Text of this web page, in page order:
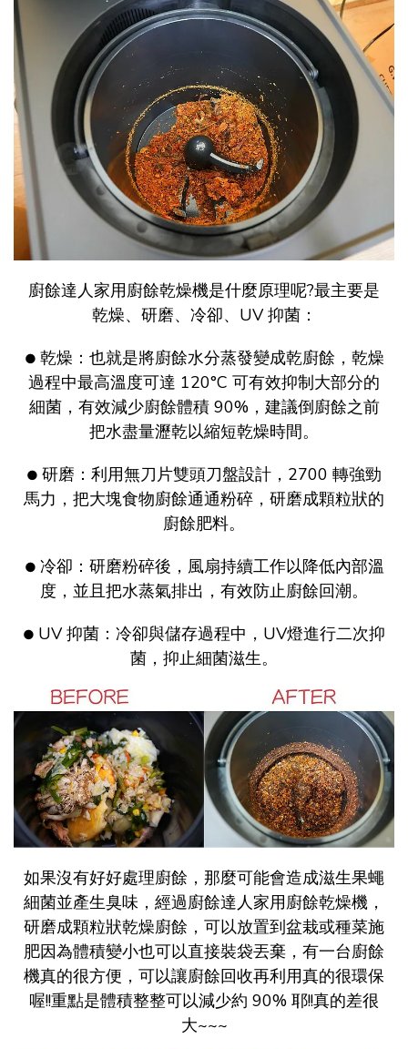
廚餘達人家用廚餘乾燥機是什麼原理呢?最主要是
乾燥、研磨、冷卻、UV 抑菌：
● 乾燥：也就是將廚餘水分蒸發變成乾廚餘，乾燥
過程中最高溫度可達 120°C 可有效抑制大部分的
細菌，有效減少廚餘體積 90%，建議倒廚餘之前
把水盡量瀝乾以縮短乾燥時間。
● 研磨：利用無刀片雙頭刀盤設計，2700 轉強勁
馬力，把大塊食物廚餘通通粉碎，研磨成顆粒狀的
廚餘肥料。
● 冷卻：研磨粉碎後，風扇持續工作以降低內部溫
度，並且把水蒸氣排出，有效防止廚餘回潮。
● UV 抑菌：冷卻與儲存過程中，UV燈進行二次抑
菌，抑止細菌滋生。
如果沒有好好處理廚餘，那麼可能會造成滋生果蠅
細菌並產生臭味，經過廚餘達人家用廚餘乾燥機，
研磨成顆粒狀乾燥廚餘，可以放置到盆栽或種菜施
肥因為體積變小也可以直接裝袋丟棄，有一台廚餘
機真的很方便，可以讓廚餘回收再利用真的很環保
喔!!重點是體積整整可以減少約 90% 耶!!真的差很
大~~~